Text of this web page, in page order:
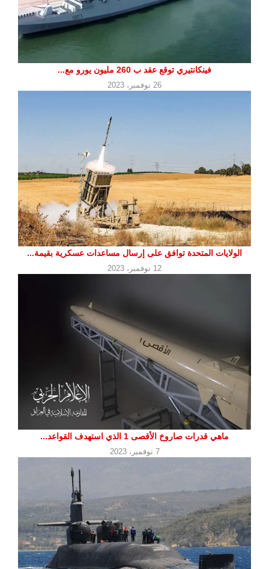
فينكانتيري توقع عقد ب 260 مليون يورو مع...
26 نوفمبر، 2023
الولايات المتحدة توافق على إرسال مساعدات عسكرية بقيمة...
12 نوفمبر، 2023
ماهي قدرات صاروخ الأقصى 1 الذي استهدف القواعد...
7 نوفمبر، 2023